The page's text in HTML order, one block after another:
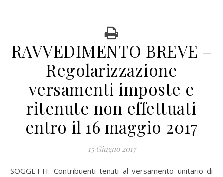
RAVVEDIMENTO BREVE –
Regolarizzazione
versamenti imposte e
ritenute non effettuati
entro il 16 maggio 2017
15 Giugno 2017
SOGGETTI: Contribuenti tenuti al versamento unitario di